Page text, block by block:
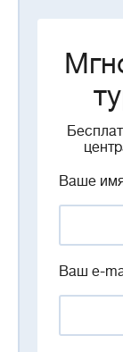
Ваше
Ваш e-